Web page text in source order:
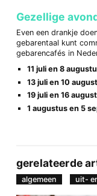
Gezellige
Even een drankje
gebarentaal kunt
gebarencafés in
11 juli en 8
13 juli en 10
19 juli en 16
1 augustus en 5
gerelateerde
algemeen uit-